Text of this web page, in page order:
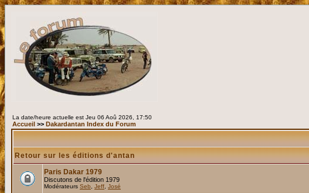
La date/heure actuelle est Jeu 06 Aoû 2026, 17:50
Accueil >> Dakardantan Index du Forum
Retour sur les éditions d'antan
Paris Dakar 1979
Discutons de l'édition 1979
Modérateurs Seb Jeff José